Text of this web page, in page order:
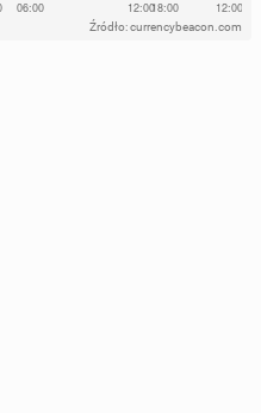
Źródło: currencybeacon.com